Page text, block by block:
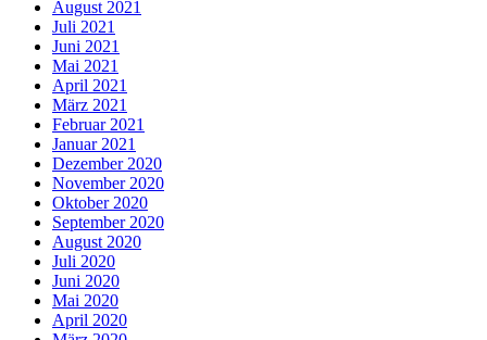
August 2021
Juli 2021
Juni 2021
Mai 2021
April 2021
März 2021
Februar 2021
Januar 2021
Dezember 2020
November 2020
Oktober 2020
September 2020
August 2020
Juli 2020
Juni 2020
Mai 2020
April 2020